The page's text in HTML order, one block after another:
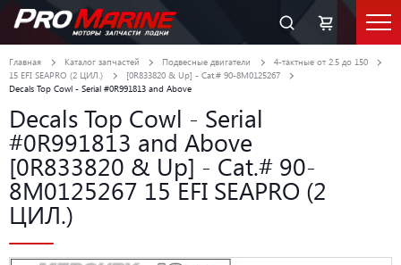
Главная Каталог запчастей Подвесные двигатели
4-тактные от 2.5 до 150
15 EFI SEAPRO (2 ЦИЛ.)
[0R833820 & Up] - Cat.# 90-8M0125267
Decals Top Cowl - Serial #0R991813 and Above
Decals Top Cowl - Serial
#0R991813 and Above
[0R833820 & Up] - Cat.# 90-
8M0125267 15 EFI SEAPRO (2
ЦИЛ.)